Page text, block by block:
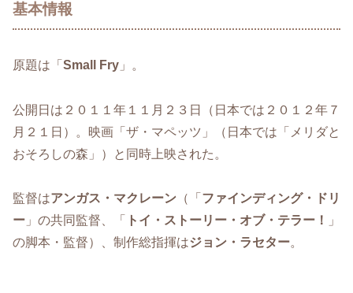
基本情報
原題は「 Small Fry 」。
公開日は２０１１年１１月２３日（日本では２０１２年７
月２１日）。映画「ザ・マペッツ」（日本では「メリダと
おそろしの森」）と同時上映された。
監督はアンガス・マクレーン （「 ファインディング・ドリ
ー 」の共同監督、「 トイ・ストーリー・オブ・テラー！
」
の脚本・監督）、制作総指揮はジョン・ラセター。